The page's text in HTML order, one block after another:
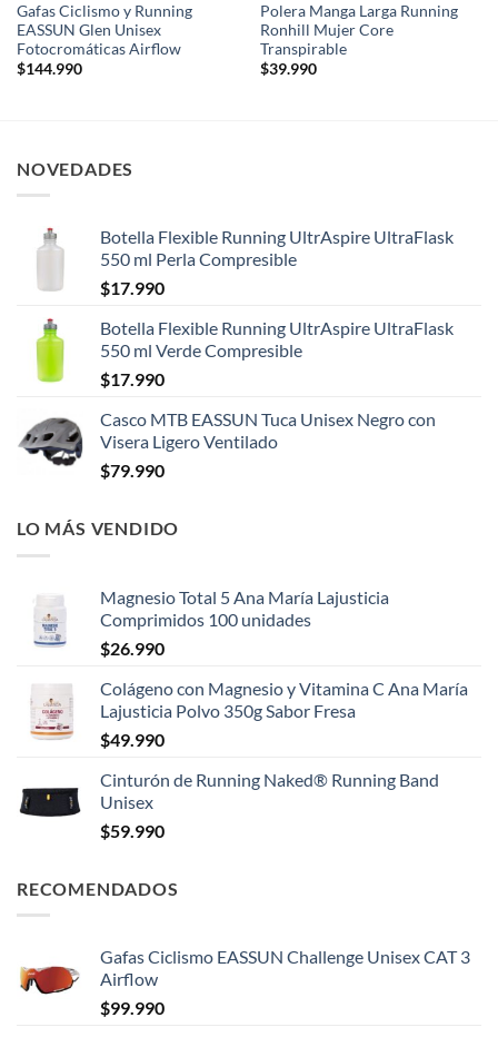
Gafas Ciclismo y Running
EASSUN Glen Unisex
Fotocromáticas Airflow
$144.990
Polera Manga Larga Running
Ronhill Mujer Core
Transpirable
$39.990
NOVEDADES
Botella Flexible Running UltrAspire UltraFlask
550 ml Perla Compresible
$17.990
Botella Flexible Running UltrAspire UltraFlask
550 ml Verde Compresible
$17.990
Casco MTB EASSUN Tuca Unisex Negro con
Visera Ligero Ventilado
$79.990
LO MÁS VENDIDO
Magnesio Total 5 Ana María Lajusticia
Comprimidos 100 unidades
$26.990
Colágeno con Magnesio y Vitamina C Ana María
Lajusticia Polvo 350g Sabor Fresa
$49.990
Cinturón de Running Naked® Running Band
Unisex
$59.990
RECOMENDADOS
Gafas Ciclismo EASSUN Challenge Unisex CAT 3
Airflow
$99.990